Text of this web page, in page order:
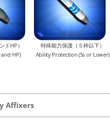
ドHP）
HP)
特殊能力保護（５枠以下）
Ability Protection (5s or Lower)
Affixers